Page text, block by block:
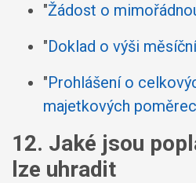
"Žádost o
"Doklad o výši
"Prohlášení o
majetkových
12. Jaké jsou
lze uhradit